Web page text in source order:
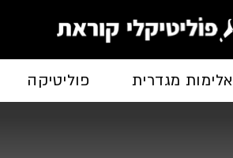
אלימות מגדרית פוליטיקה